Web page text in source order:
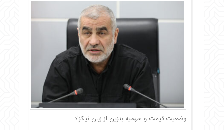
وضعیت قیمت و سهمیه بنزین از زبان نیکزاد